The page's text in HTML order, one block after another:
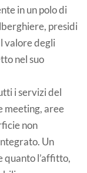
in un polo di
presidi
valore degli
nel suo
i servizi del
meeting, aree
non
Un
quanto l’affitto,